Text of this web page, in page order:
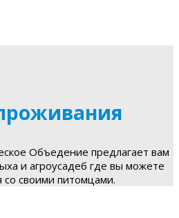
Объедение предлагает вам
и агроусадеб где вы можете
со своими питомцами.